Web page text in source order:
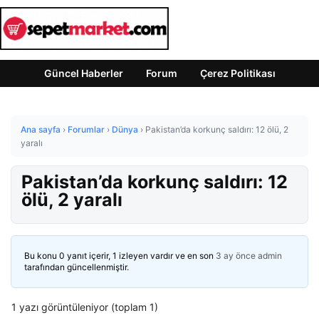
Güncel Haberler Forum Çerez Politikası
Ana sayfa › Forumlar › Dünya › Pakistan’da korkunç saldırı: 12 ölü, 2
yaralı
Pakistan’da korkunç saldırı: 12
ölü, 2 yaralı
Bu konu 0 yanıt içerir, 1 izleyen vardır ve en son 3 ay önce admin
tarafından güncellenmiştir.
1 yazı görüntüleniyor (toplam 1)